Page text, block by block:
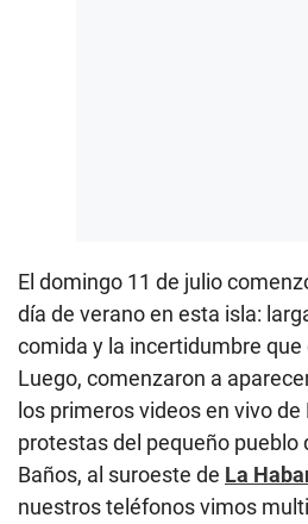
El domingo 11 de julio
día de verano en esta isla:
comida y la incertidumbre
Luego, comenzaron a
los primeros videos en vivo de
protestas del pequeño pueblo
Baños, al suroeste de La
nuestros teléfonos vimos